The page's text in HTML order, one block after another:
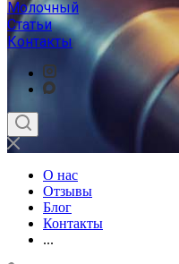
Молочный
Статьи
Контакты
О нас
Отзывы
Блог
Контакты
...